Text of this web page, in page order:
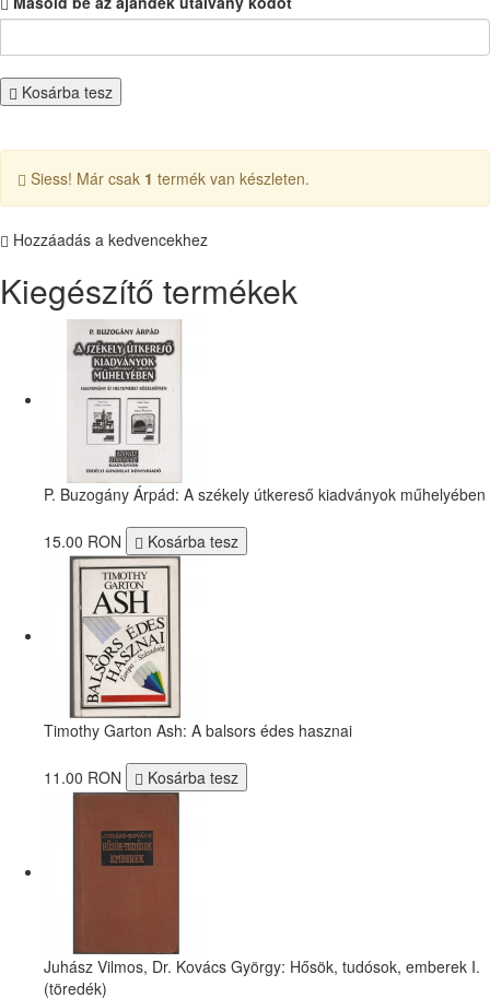
Kosárba tesz
Siess! Már csak 1 termék van készleten.
Hozzáadás a kedvencekhez
Kiegészítő termékek
P. Buzogány Árpád: A székely útkereső kiadványok műhelyében
15.00 RON Kosárba tesz
Timothy Garton Ash: A balsors édes hasznai
11.00 RON Kosárba tesz
Juhász Vilmos, Dr. Kovács György: Hősök, tudósok, emberek I.
(töredék)